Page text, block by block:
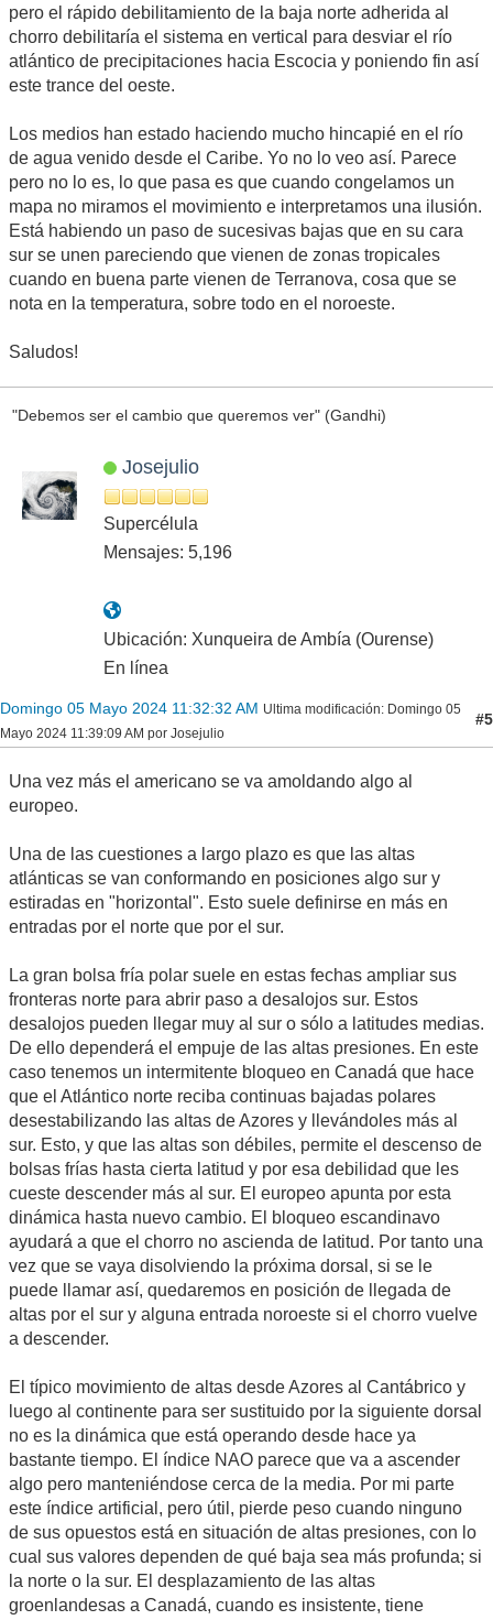
pero el rápido debilitamiento de la baja norte adherida al
chorro debilitaría el sistema en vertical para desviar el río
atlántico de precipitaciones hacia Escocia y poniendo fin así
este trance del oeste.
Los medios han estado haciendo mucho hincapié en el río
de agua venido desde el Caribe. Yo no lo veo así. Parece
pero no lo es, lo que pasa es que cuando congelamos un
mapa no miramos el movimiento e interpretamos una ilusión.
Está habiendo un paso de sucesivas bajas que en su cara
sur se unen pareciendo que vienen de zonas tropicales
cuando en buena parte vienen de Terranova, cosa que se
nota en la temperatura, sobre todo en el noroeste.
Saludos!
"Debemos ser el cambio que queremos ver" (Gandhi)
Josejulio
Supercélula
Mensajes: 5,196
Ubicación: Xunqueira de Ambía (Ourense)
En línea
Domingo 05 Mayo 2024 11:32:32 AM Ultima modificación: Domingo 05
Mayo 2024 11:39:09 AM por Josejulio
#5
Una vez más el americano se va amoldando algo al
europeo.
Una de las cuestiones a largo plazo es que las altas
atlánticas se van conformando en posiciones algo sur y
estiradas en "horizontal". Esto suele definirse en más en
entradas por el norte que por el sur.
La gran bolsa fría polar suele en estas fechas ampliar sus
fronteras norte para abrir paso a desalojos sur. Estos
desalojos pueden llegar muy al sur o sólo a latitudes medias.
De ello dependerá el empuje de las altas presiones. En este
caso tenemos un intermitente bloqueo en Canadá que hace
que el Atlántico norte reciba continuas bajadas polares
desestabilizando las altas de Azores y llevándoles más al
sur. Esto, y que las altas son débiles, permite el descenso de
bolsas frías hasta cierta latitud y por esa debilidad que les
cueste descender más al sur. El europeo apunta por esta
dinámica hasta nuevo cambio. El bloqueo escandinavo
ayudará a que el chorro no ascienda de latitud. Por tanto una
vez que se vaya disolviendo la próxima dorsal, si se le
puede llamar así, quedaremos en posición de llegada de
altas por el sur y alguna entrada noroeste si el chorro vuelve
a descender.
El típico movimiento de altas desde Azores al Cantábrico y
luego al continente para ser sustituido por la siguiente dorsal
no es la dinámica que está operando desde hace ya
bastante tiempo. El índice NAO parece que va a ascender
algo pero manteniéndose cerca de la media. Por mi parte
este índice artificial, pero útil, pierde peso cuando ninguno
de sus opuestos está en situación de altas presiones, con lo
cual sus valores dependen de qué baja sea más profunda; si
la norte o la sur. El desplazamiento de las altas
groenlandesas a Canadá, cuando es insistente, tiene